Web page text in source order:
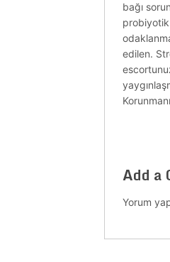
bağı
edilen.
Add a
Yorum